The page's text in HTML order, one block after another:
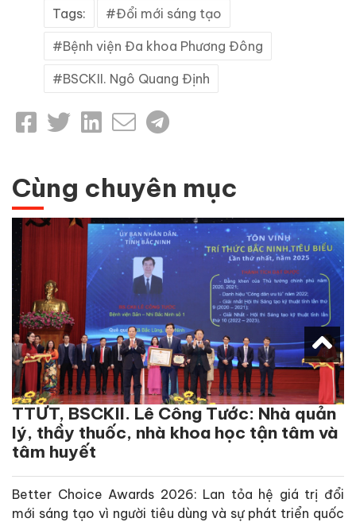
Tags: Đổi mới sáng tạo
Bệnh viện Đa khoa Phương Đông
BSCKII. Ngô Quang Định
Cùng chuyên mục
TTƯT, BSCKII. Lê Công Tước: Nhà quản
lý, thầy thuốc, nhà khoa học tận tâm và
tâm huyết
Better Choice Awards 2026: Lan tỏa hệ giá trị đổi
mới sáng tạo vì người tiêu dùng và sự phát triển quốc